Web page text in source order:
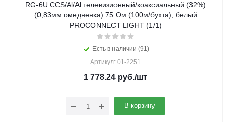
RG-6U CCS/Al/Al телевизионный/коаксиальный (32%)
(0,83мм омедненка) 75 Ом (100м/бухта), белый
PROCONNECT LIGHT (1/1)
Есть в наличии (91)
Артикул: 01-2251
1 778.24 руб./шт
В корзину